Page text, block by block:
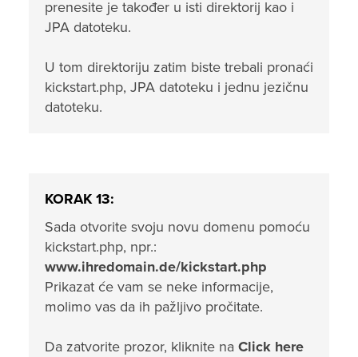
prenesite je također u isti direktorij kao i
JPA datoteku.
U tom direktoriju zatim biste trebali pronaći
kickstart.php, JPA datoteku i jednu jezičnu
datoteku.
KORAK 13:
Sada otvorite svoju novu domenu pomoću
kickstart.php, npr.:
www.ihredomain.de/kickstart.php
Prikazat će vam se neke informacije,
molimo vas da ih pažljivo pročitate.
Da zatvorite prozor, kliknite na Click here